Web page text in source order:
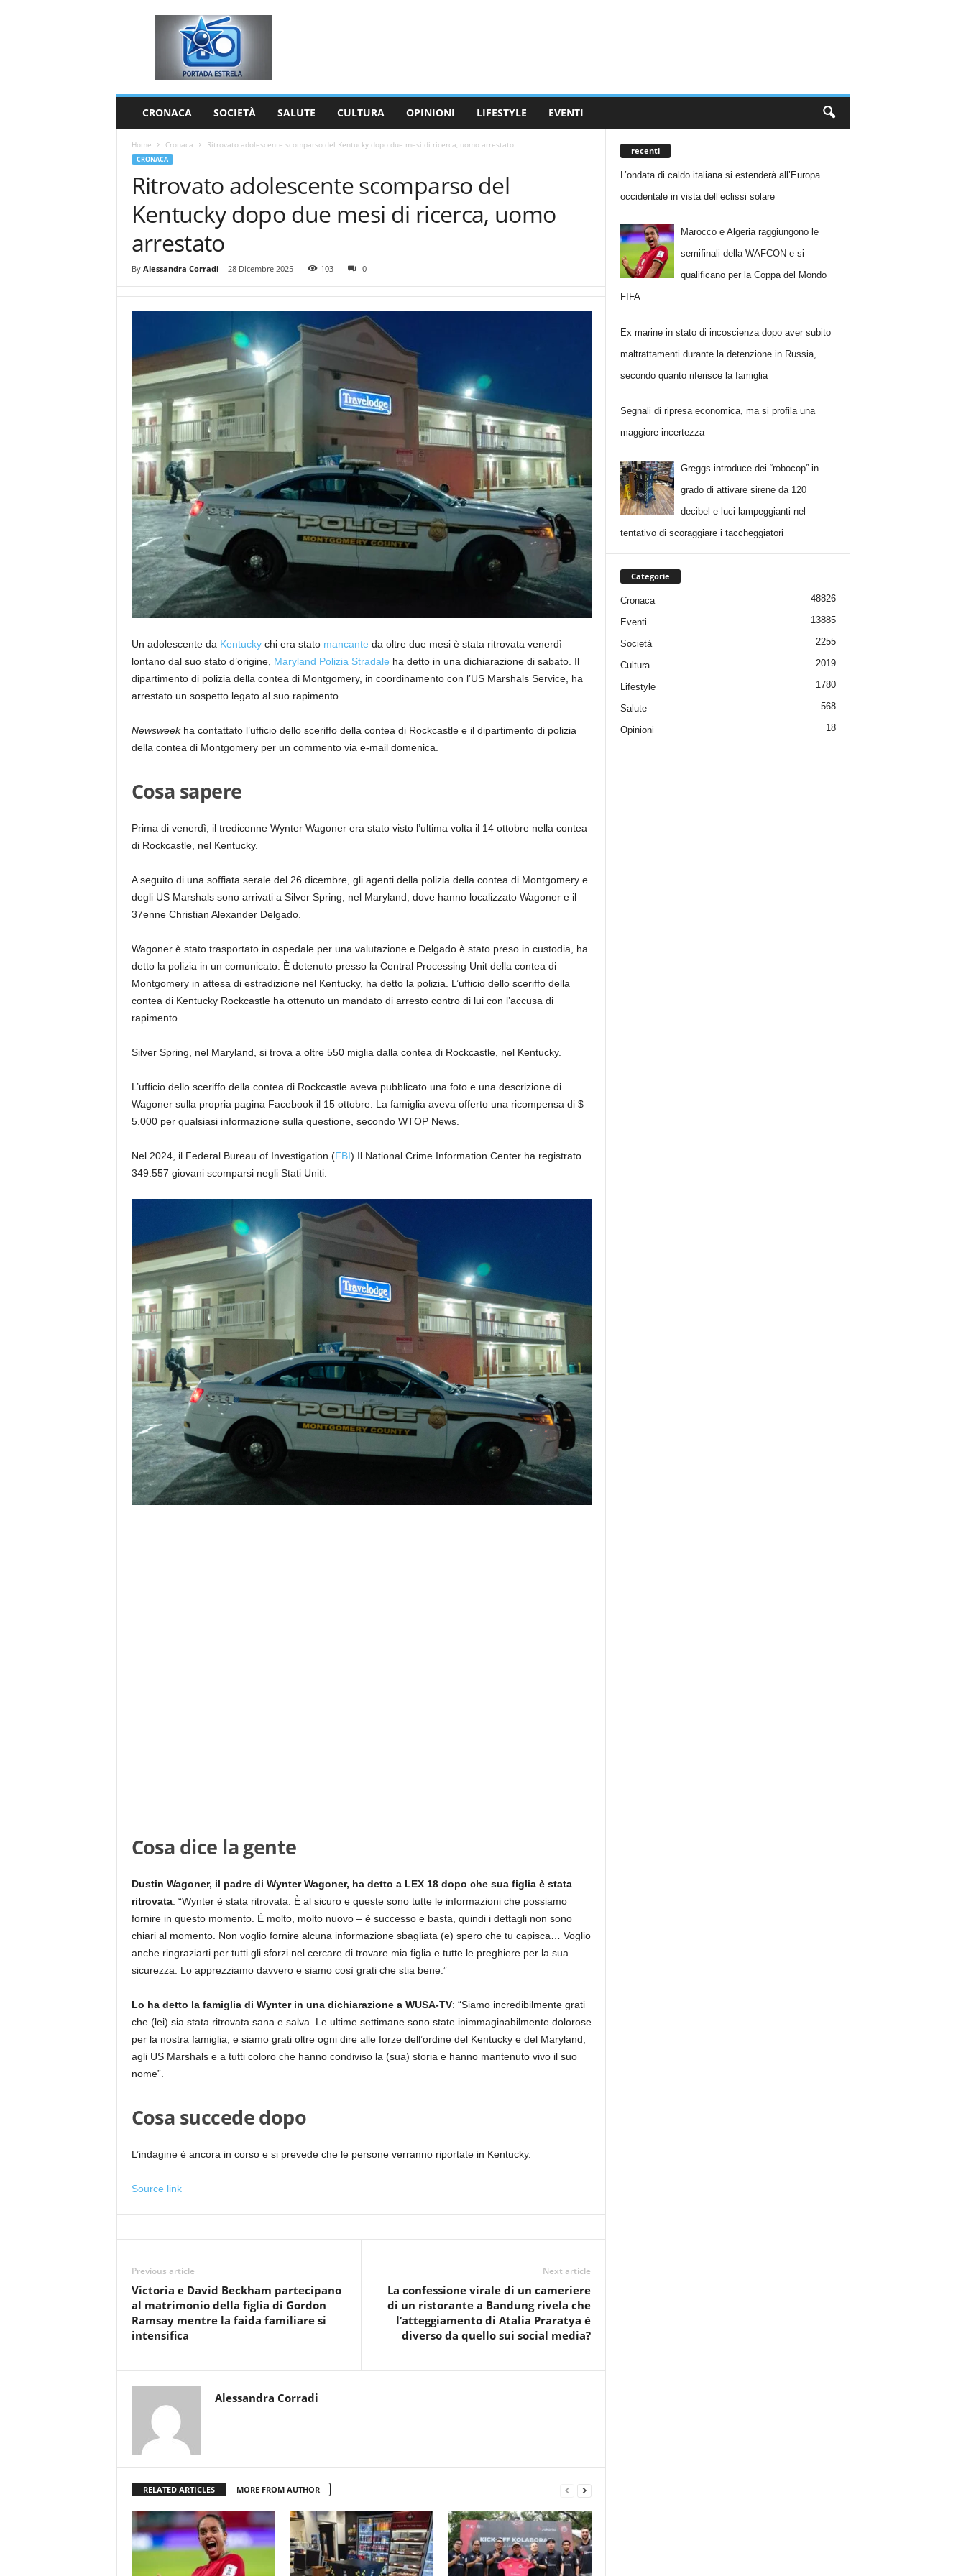
CRONACA SOCIETÀ SALUTE CULTURA OPINIONI LIFESTYLE EVENTI
Home Cronaca Ritrovato adolescente scomparso del Kentucky dopo due mesi di ricerca, uomo arrestato
CRONACA
Ritrovato adolescente scomparso del
Kentucky dopo due mesi di ricerca, uomo
arrestato
By Alessandra Corradi- 28 Dicembre 2025 103 0
Un adolescente da Kentuckychi era stato mancante da oltre due mesi è stata ritrovata venerdì
lontano dal suo stato d’origine, Maryland Polizia Stradale ha detto in una dichiarazione di sabato. Il
dipartimento di polizia della contea di Montgomery, in coordinamento con l’US Marshals Service, ha
arrestato un sospetto legato al suo rapimento.
Newsweekha contattato l’ufficio dello sceriffo della contea di Rockcastle e il dipartimento di polizia
della contea di Montgomery per un commento via e-mail domenica.
Cosa sapere
Prima di venerdì, il tredicenne Wynter Wagoner era stato visto l’ultima volta il 14 ottobre nella contea
di Rockcastle, nel Kentucky.
A seguito di una soffiata serale del 26 dicembre, gli agenti della polizia della contea di Montgomery e
degli US Marshals sono arrivati ​​a Silver Spring, nel Maryland, dove hanno localizzato Wagoner e il
37enne Christian Alexander Delgado.
Wagoner è stato trasportato in ospedale per una valutazione e Delgado è stato preso in custodia, ha
detto la polizia in un comunicato. È detenuto presso la Central Processing Unit della contea di
Montgomery in attesa di estradizione nel Kentucky, ha detto la polizia. L’ufficio dello sceriffo della
contea di Kentucky Rockcastle ha ottenuto un mandato di arresto contro di lui con l’accusa di
rapimento.
Silver Spring, nel Maryland, si trova a oltre 550 miglia dalla contea di Rockcastle, nel Kentucky.
L’ufficio dello sceriffo della contea di Rockcastle aveva pubblicato una foto e una descrizione di
Wagoner sulla propria pagina Facebook il 15 ottobre. La famiglia aveva offerto una ricompensa di $
5.000 per qualsiasi informazione sulla questione, secondo WTOP News.
Nel 2024, il Federal Bureau of Investigation (FBI) Il National Crime Information Center ha registrato
349.557 giovani scomparsi negli Stati Uniti.
Cosa dice la gente
Dustin Wagoner, il padre di Wynter Wagoner, ha detto a LEX 18 dopo che sua figlia è stata
ritrovata: “Wynter è stata ritrovata. È al sicuro e queste sono tutte le informazioni che possiamo
fornire in questo momento. È molto, molto nuovo – è successo e basta, quindi i dettagli non sono
chiari al momento. Non voglio fornire alcuna informazione sbagliata (e) spero che tu capisca… Voglio
anche ringraziarti per tutti gli sforzi nel cercare di trovare mia figlia e tutte le preghiere per la sua
sicurezza. Lo apprezziamo davvero e siamo così grati che stia bene.”
Lo ha detto la famiglia di Wynter in una dichiarazione a WUSA-TV: “Siamo incredibilmente grati
che (lei) sia stata ritrovata sana e salva. Le ultime settimane sono state inimmaginabilmente dolorose
per la nostra famiglia, e siamo grati oltre ogni dire alle forze dell’ordine del Kentucky e del Maryland,
agli US Marshals e a tutti coloro che hanno condiviso la (sua) storia e hanno mantenuto vivo il suo
nome”.
Cosa succede dopo
L’indagine è ancora in corso e si prevede che le persone verranno riportate in Kentucky.
Source link
Previous article
Victoria e David Beckham partecipano
al matrimonio della figlia di Gordon
Ramsay mentre la faida familiare si
intensifica
Next article
La confessione virale di un cameriere
di un ristorante a Bandung rivela che
l’atteggiamento di Atalia Praratya è
diverso da quello sui social media?
Alessandra Corradi
RELATED ARTICLES MORE FROM AUTHOR
recenti
L’ondata di caldo italiana si estenderà all’Europa
occidentale in vista dell’eclissi solare
Marocco e Algeria raggiungono le
semifinali della WAFCON e si
qualificano per la Coppa del Mondo
FIFA
Ex marine in stato di incoscienza dopo aver subito
maltrattamenti durante la detenzione in Russia,
secondo quanto riferisce la famiglia
Segnali di ripresa economica, ma si profila una
maggiore incertezza
Greggs introduce dei “robocop” in
grado di attivare sirene da 120
decibel e luci lampeggianti nel
tentativo di scoraggiare i taccheggiatori
Categorie
Cronaca 48826
Eventi 13885
Società 2255
Cultura 2019
Lifestyle 1780
Salute 568
Opinioni 18